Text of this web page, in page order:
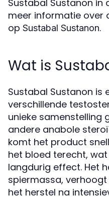
Sustabal Sustanon in
meer informatie over
op Sustabal Sustanon.
Wat is
Sustabal Sustanon is
verschillende
unieke samenstelling
andere anabole
komt het product
het bloed terecht,
langdurig effect. Het
spiermassa,
het herstel na